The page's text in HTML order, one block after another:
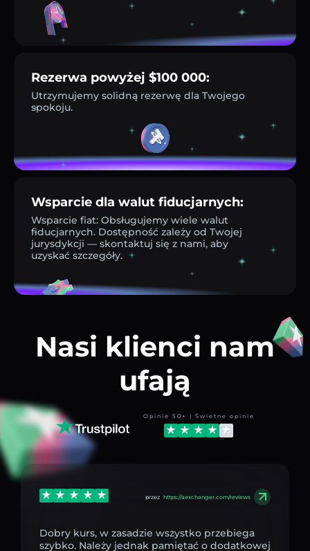
Rezerwa powyżej $100 000:
Utrzymujemy solidną rezerwę dla Twojego
spokoju.
Wsparcie dla walut fiducjarnych:
Wsparcie fiat: Obsługujemy wiele walut
fiducjarnych. Dostępność zależy od Twojej
jurysdykcji — skontaktuj się z nami, aby
uzyskać szczegóły.
Nasi klienci nam
ufają
Opinie 50+ | Świetne opinie
przez https://aexchanger.com/reviews
Dobry kurs, w zasadzie wszystko przebiega
szybko. Należy jednak pamiętać o dodatkowej